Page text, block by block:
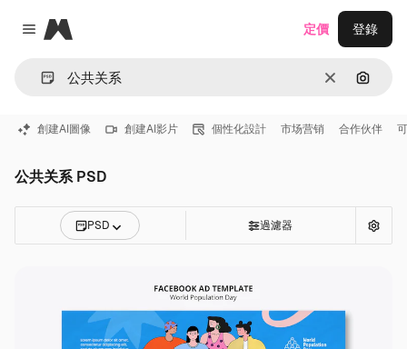
Close menu
Magnific
清除 通過圖
定價 登錄
創建AI圖像 創建AI影片 個性化設計 市场营销 合作伙伴
公共关系 PSD
PSD 過濾器